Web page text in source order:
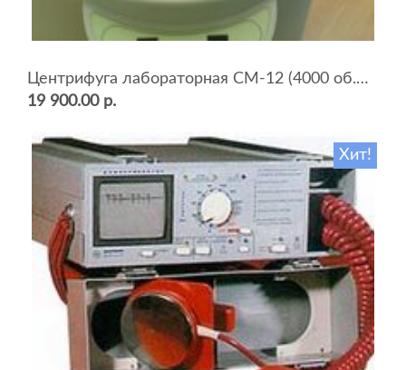
Центрифуга лабораторная СМ-12 (4000 об.мин, 12 пробирок)
19 900.00 р.
Хит!